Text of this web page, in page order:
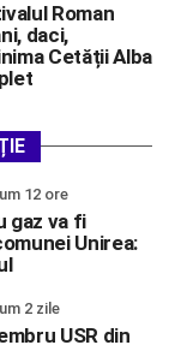
Roman
daci,
Cetății Alba
12 ore
gaz va fi
Unirea:
2 zile
USR din